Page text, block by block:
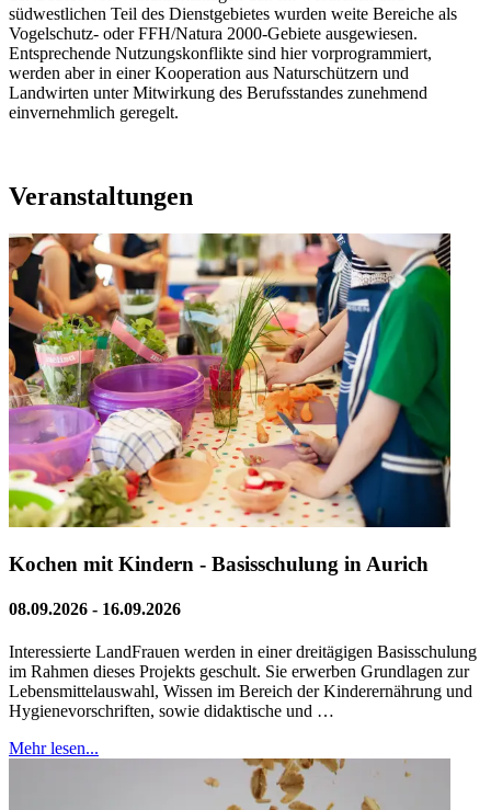
südwestlichen Teil des Dienstgebietes wurden weite Bereiche als
Vogelschutz- oder FFH/Natura 2000-Gebiete ausgewiesen.
Entsprechende Nutzungskonflikte sind hier vorprogrammiert,
werden aber in einer Kooperation aus Naturschützern und
Landwirten unter Mitwirkung des Berufsstandes zunehmend
einvernehmlich geregelt.
Veranstaltungen
Kochen mit Kindern - Basisschulung in Aurich
08.09.2026 - 16.09.2026
Interessierte LandFrauen werden in einer dreitägigen Basisschulung
im Rahmen dieses Projekts geschult. Sie erwerben Grundlagen zur
Lebensmittelauswahl, Wissen im Bereich der Kinderernährung und
Hygienevorschriften, sowie didaktische und …
Mehr lesen...